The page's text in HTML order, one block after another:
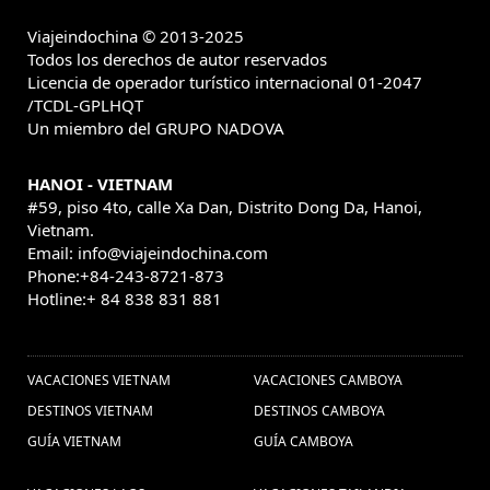
Tailândia (1) ,
Camboya (1) ,Lago Tonle Sap (1) ,
Descubrir Laos (8) ,
viajes vietnam camboya tailandia (2) ,
camboya (1) ,Indochina (1) ,cultura de
indochina (3) ,Sai Gon (1) ,
(2) ,viagens ao laos (1) ,vacaciones Sai Gon (1) ,
Excursões em Tailândia (1) ,Viaja ao Camboja, Visitar
Excurcoes Camboja, (1) ,
Vietnã Grande Prêmio 2020 (1) ,viajar
vietnam (4) ,
visitar hue (1) ,Vacaciones en
Viajeindochina © 2013-2025
Todos los derechos de autor reservados
Licencia de operador turístico internacional 01-2047
/TCDL-GPLHQT
Un miembro del GRUPO NADOVA
HANOI - VIETNAM
#59, piso 4to, calle Xa Dan, Distrito Dong Da, Hanoi,
Vietnam.
Email: info@viajeindochina.com
Phone:+84-243-8721-873
Hotline:+ 84 838 831 881
VACACIONES VIETNAM
DESTINOS VIETNAM
GUÍA VIETNAM
VACACIONES CAMBOYA
DESTINOS CAMBOYA
GUÍA CAMBOYA